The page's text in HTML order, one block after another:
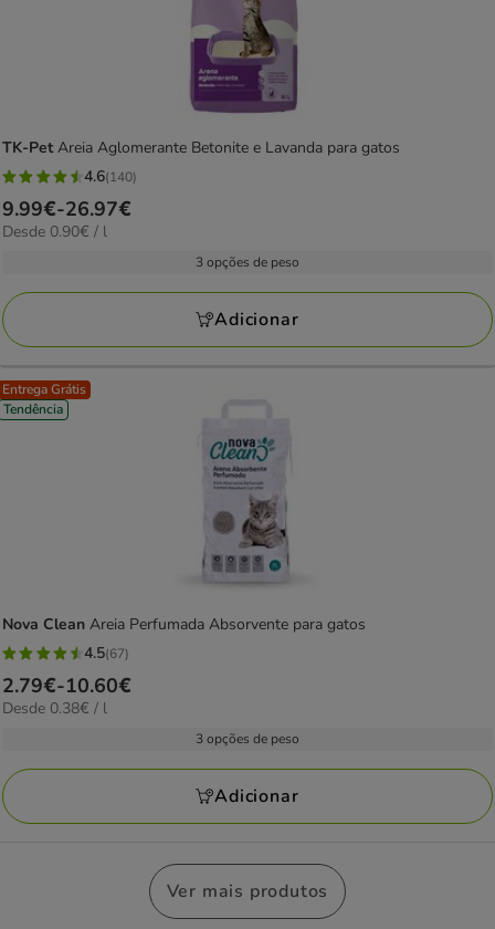
TK-PetAreia Aglomerante Betonite e Lavanda para gatos
4.6
estrelas
com
avaliações
4.6(140)
Preço
de
26.97€
9.99€-26.97€
0.90€
Desde 0.90€ / l
3 opções de peso
Adicionar
Entrega Grátis
Tendência
Nova Clean Areia Perfumada Absorvente para gatos
4.5
estrelas
com
avaliações
4.5(67)
Preço
de
10.60€
2.79€-10.60€
0.38€
Desde 0.38€ / l
3 opções de peso
Adicionar
Ver mais produtos